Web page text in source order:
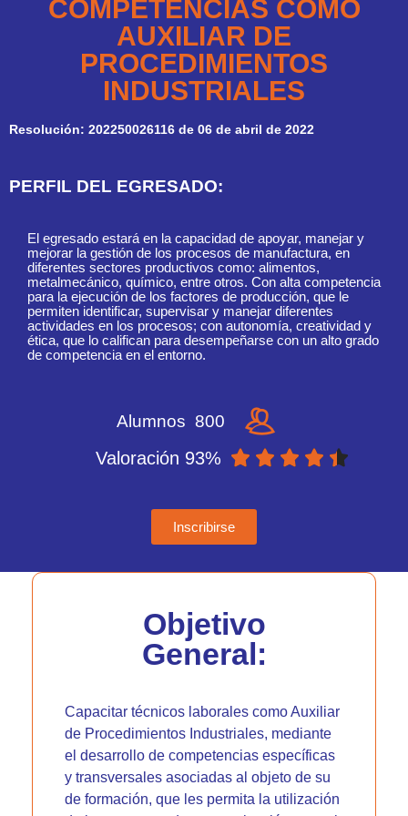
COMPETENCIAS COMO
AUXILIAR DE
PROCEDIMIENTOS
INDUSTRIALES
Resolución: 202250026116 de 06 de abril de 2022
PERFIL DEL EGRESADO:
El egresado estará en la capacidad de apoyar, manejar y
mejorar la gestión de los procesos de manufactura, en
diferentes sectores productivos como: alimentos,
metalmecánico, químico, entre otros. Con alta competencia
para la ejecución de los factores de producción, que le
permiten identificar, supervisar y manejar diferentes
actividades en los procesos; con autonomía, creatividad y
ética, que lo califican para desempeñarse con un alto grado
de competencia en el entorno.
Alumnos 800
Valoración 93%     
Inscribirse
Objetivo
General:
Capacitar técnicos laborales como Auxiliar
de Procedimientos Industriales, mediante
el desarrollo de competencias específicas
y transversales asociadas al objeto de su
de formación, que les permita la utilización